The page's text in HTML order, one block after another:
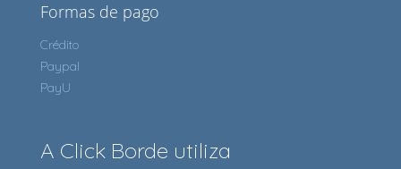
Formas de pago
Crédito
Paypal
PayU
A Click Borde utiliza